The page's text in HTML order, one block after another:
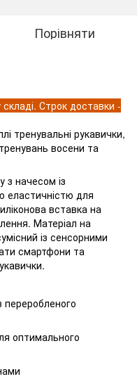
Порівняти
Строк доставки -
тренувальні рукавички,
восени та
з начесом із
еластичністю для
вставка на
Матеріал на
із сенсорними
смартфони та
оптимального